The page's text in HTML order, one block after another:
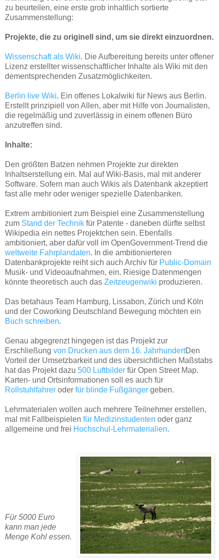
zu beurteilen, eine erste grob inhaltlich sortierte
Zusammenstellung:
Projekte, die zu originell sind, um sie direkt einzuordnen.
Wissenschaft als Wiki. Die Aufbereitung bereits unter offener
Lizenz erstellter wissenschaftlicher Inhalte als Wiki mit den
dementsprechenden Zusatzmöglichkeiten.
Berlin live Wiki. Ein offenes Lokalwiki für News aus Berlin.
Erstellt prinzipiell von Allen, aber mit Hilfe von Journalisten,
die regelmäßig und zuverlässig in einem offenen Büro
anzutreffen sind.
Inhalte:
Den größten Batzen nehmen Projekte zur direkten
Inhaltserstellung ein. Mal auf Wiki-Basis, mal mit anderer
Software. Sofern man auch Wikis als Datenbank akzeptiert
fast alle mehr oder weniger spezielle Datenbanken.
Extrem ambitioniert zum Beispiel eine Zusammenstellung
zum Stand der Technik für Patente - daneben dürfte selbst
Wikipedia ein nettes Projektchen sein. Ebenfalls
ambitioniert, aber dafür voll im OpenGovernment-Trend die
weltweite Fahrplandaten. In die ambitionierteren
Datenbankprojekte reiht sich auch Archiv für Public-Domain
Musik- und Videoaufnahmen, ein. Riesige Datenmengen
könnte theoretisch auch das Zeitzeugenwiki produzieren.
Das betahaus Team Hamburg, Lissabon, Zürich und Köln
und der Coworking Deutschland Bewegung möchten ein
Buch schreiben.
Genau abgegrenzt hingegen ist das Projekt zur
Erschließung von Drucken aus dem 16. JahrhundertDen
Vorteil der Umsetzbarkeit und des übersichtlichen Maßstabs
hat das Projekt dazu 500 Luftbilder für Open Street Map.
Karten- und Ortsinformationen soll es auch für
Rollstuhlfahrer oder für blinde Fußgänger geben.
Lehrmaterialen wollen auch mehrere Teilnehmer erstellen,
mal mit Fallbeispielen für Medizinstudenten oder ganz
allgemeine und frei Hochschul-Lehrmaterialien.
Für 5000 Euro
kann man jede
Menge Kohl essen.